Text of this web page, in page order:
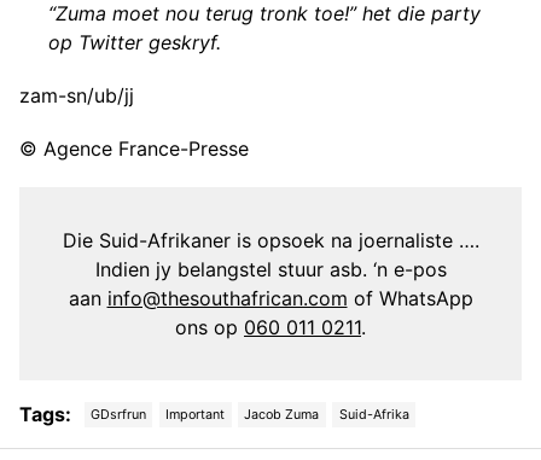
“Zuma moet nou terug tronk toe!” het die party
op Twitter geskryf.
zam-sn/ub/jj
© Agence France-Presse
Die Suid-Afrikaner is opsoek na joernaliste ….
Indien jy belangstel stuur asb. ‘n e-pos
aan info@thesouthafrican.com of WhatsApp
ons op 060 011 0211.
Tags: GDsrfrun Important Jacob Zuma Suid-Afrika